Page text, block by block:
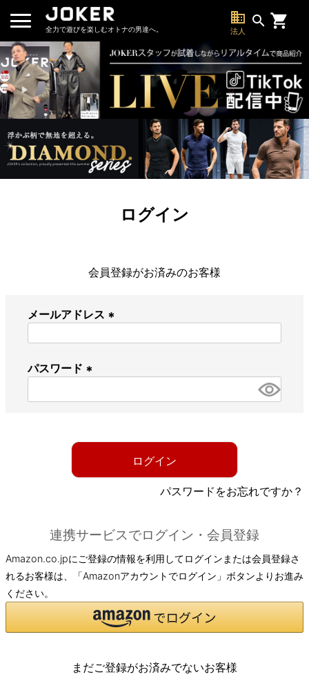
全力で遊びを楽しむオトナの男達へ。
business
法人
search
ログイン
会員登録がお済みのお客様
メールアドレス
パスワード
必
ログイン
パスワードをお忘れですか？
連携サービスでログイン・会員登録
Amazon.co.jpにご登録の情報を利用してログインまたは会員登録さ
れるお客様は、「Amazonアカウントでログイン」ボタンよりお進み
ください。
まだご登録がお済みでないお客様